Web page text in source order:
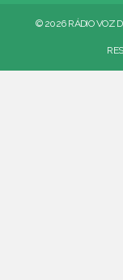
© 2026 RÁDIO VOZ